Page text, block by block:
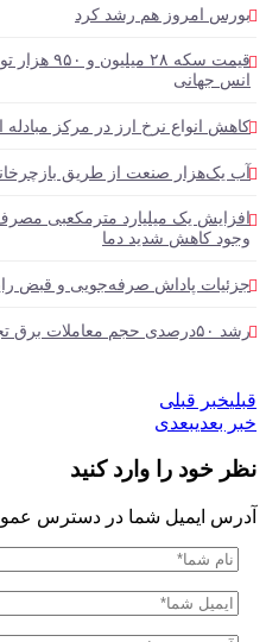
بورس امروز هم رشد کرد
انس جهانی
کاهش انواع نرخ ارز در مرکز مبادله
آب یک‌هزار صنعت از طریق
وجود کاهش شدید دما
جزئیات پاداش صرفه‌جویی و قبض
رشد ۵۰درصدی حجم معاملات برق تجدیدپذیر در تابلوی برق سبز بورس
قبلیخبر قبلی
خبر بعدیبعدی
نظر خود را وارد کنید
آدرس ایمیل شما در دسترس